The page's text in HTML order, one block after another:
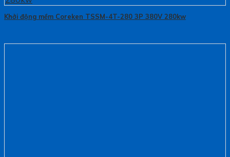
Khởi động mềm Coreken TSSM-4T-280 3P 380V 280kw